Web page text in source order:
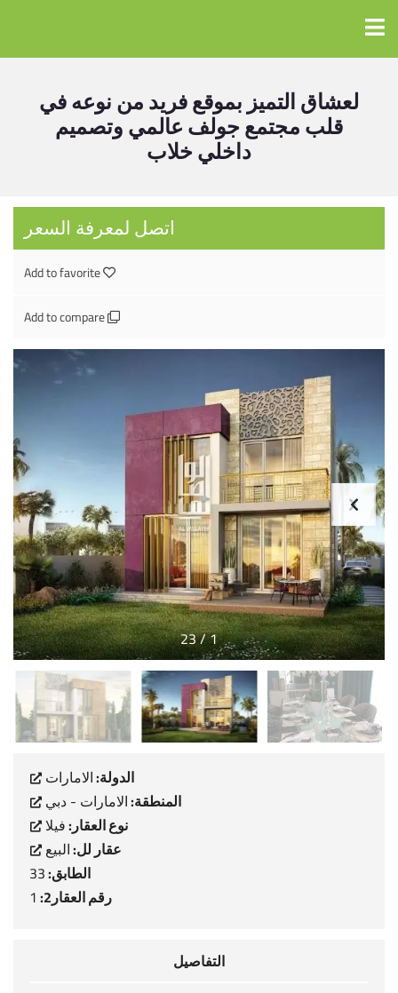
لعشاق التميز بموقع فريد من نوعه في
قلب مجتمع جولف عالمي وتصميم
داخلي خلاب
اتصل لمعرفة السعر
Add to favorite
Add to compare
1
/
23
الدولة:الامارات
المنطقة:الامارات - دبي
نوع العقار:فيلا
عقار لل:البيع
الطابق:33
رقم العقار2: 1
التفاصيل